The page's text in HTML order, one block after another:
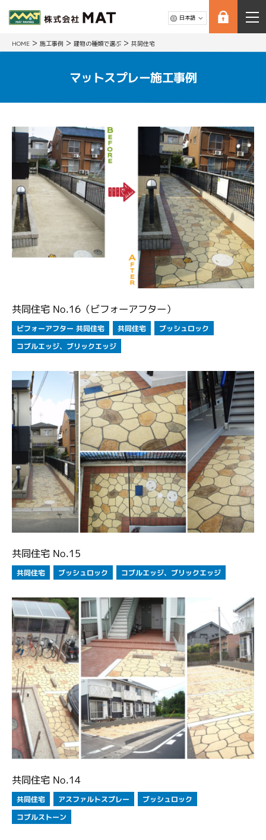
HOME > 施工事例 > 建物の種類で選ぶ > 共同住宅
マットスプレー施工事例
共同住宅 No.16（ビフォーアフター）
ビフォーアフター 共同住宅 共同住宅 ブッシュロック
コブルエッジ、ブリックエッジ
共同住宅 No.15
共同住宅 ブッシュロック コブルエッジ、ブリックエッジ
共同住宅 No.14
共同住宅 アスファルトスプレー
ブッシュロック
コブルストーン